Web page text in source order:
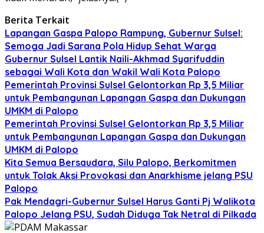
Berita Terkait
Lapangan Gaspa Palopo Rampung, Gubernur Sulsel:
Semoga Jadi Sarana Pola Hidup Sehat Warga
Gubernur Sulsel Lantik Naili-Akhmad Syarifuddin
sebagai Wali Kota dan Wakil Wali Kota Palopo
Pemerintah Provinsi Sulsel Gelontorkan Rp 3,5 Miliar
untuk Pembangunan Lapangan Gaspa dan Dukungan
UMKM di Palopo
Pemerintah Provinsi Sulsel Gelontorkan Rp 3,5 Miliar
untuk Pembangunan Lapangan Gaspa dan Dukungan
UMKM di Palopo
Kita Semua Bersaudara, Silu Palopo, Berkomitmen
untuk Tolak Aksi Provokasi dan Anarkhisme jelang PSU
Palopo
Pak Mendagri-Gubernur Sulsel Harus Ganti Pj Walikota
Palopo Jelang PSU, Sudah Diduga Tak Netral di Pilkada